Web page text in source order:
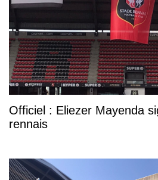
Officiel : Eliezer Mayenda
rennais